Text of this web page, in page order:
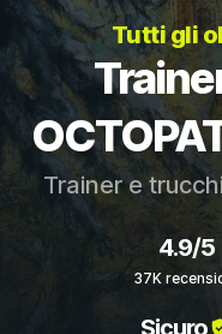
Tutti gli
Trainer e
4.9/5
37K
Sicuro